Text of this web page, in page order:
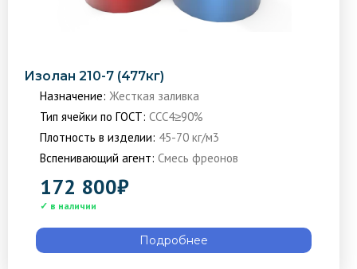
Изолан 210-7 (477кг)
Назначение: Жесткая заливка
Тип ячейки по ГОСТ: ССС4≥90%
Плотность в изделии: 45-70 кг/м3
Вспенивающий агент: Смесь фреонов
172 800₽
Подробнее